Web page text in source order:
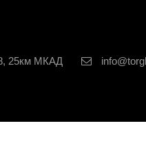
25км МКАД